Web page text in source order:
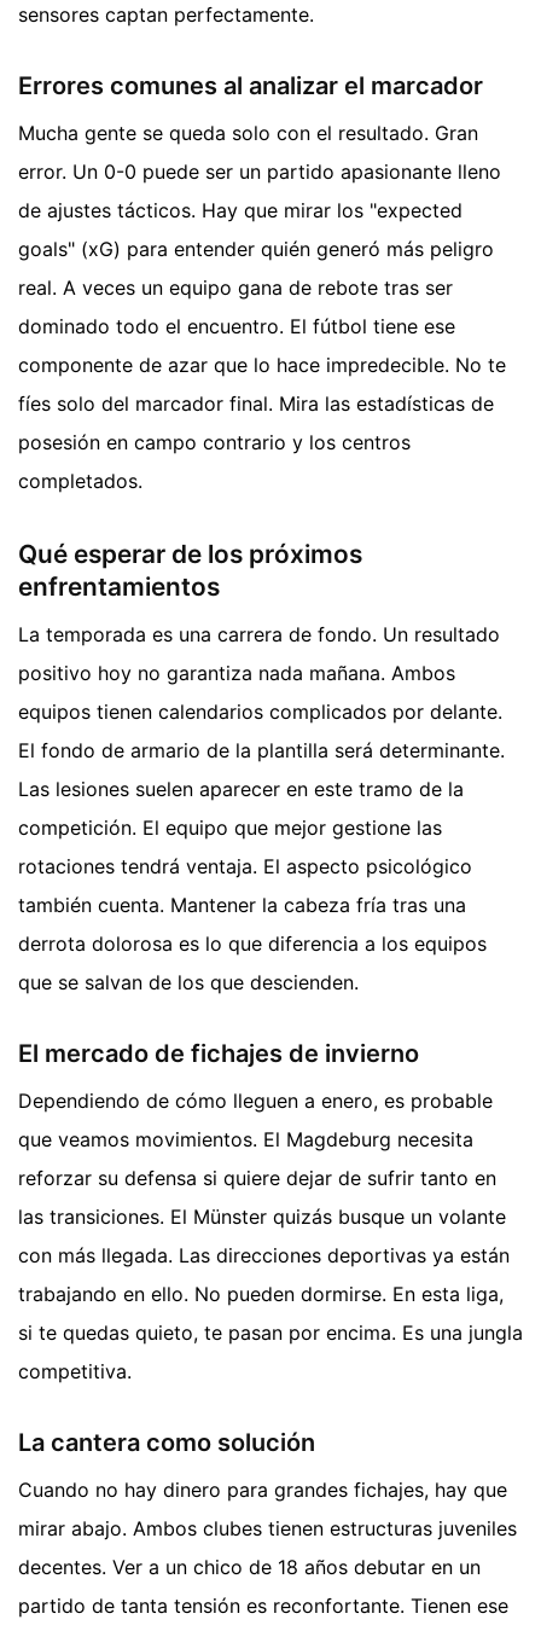
sensores captan perfectamente.
Errores comunes al analizar el marcador
Mucha gente se queda solo con el resultado. Gran
error. Un 0-0 puede ser un partido apasionante lleno
de ajustes tácticos. Hay que mirar los "expected
goals" (xG) para entender quién generó más peligro
real. A veces un equipo gana de rebote tras ser
dominado todo el encuentro. El fútbol tiene ese
componente de azar que lo hace impredecible. No te
fíes solo del marcador final. Mira las estadísticas de
posesión en campo contrario y los centros
completados.
Qué esperar de los próximos
enfrentamientos
La temporada es una carrera de fondo. Un resultado
positivo hoy no garantiza nada mañana. Ambos
equipos tienen calendarios complicados por delante.
El fondo de armario de la plantilla será determinante.
Las lesiones suelen aparecer en este tramo de la
competición. El equipo que mejor gestione las
rotaciones tendrá ventaja. El aspecto psicológico
también cuenta. Mantener la cabeza fría tras una
derrota dolorosa es lo que diferencia a los equipos
que se salvan de los que descienden.
El mercado de fichajes de invierno
Dependiendo de cómo lleguen a enero, es probable
que veamos movimientos. El Magdeburg necesita
reforzar su defensa si quiere dejar de sufrir tanto en
las transiciones. El Münster quizás busque un volante
con más llegada. Las direcciones deportivas ya están
trabajando en ello. No pueden dormirse. En esta liga,
si te quedas quieto, te pasan por encima. Es una jungla
competitiva.
La cantera como solución
Cuando no hay dinero para grandes fichajes, hay que
mirar abajo. Ambos clubes tienen estructuras juveniles
decentes. Ver a un chico de 18 años debutar en un
partido de tanta tensión es reconfortante. Tienen ese